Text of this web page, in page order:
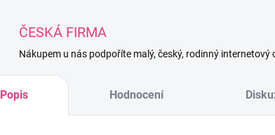
ČESKÁ FIRMA
Nákupem u nás podpoříte malý, český, rodinný internetový
Popis Hodnocení